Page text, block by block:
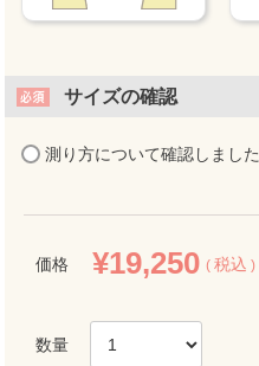
サイズの確認
測り方について確認しました
価格 ¥19,250 税込